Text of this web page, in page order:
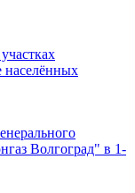
населённых
Волгоград" в 1-